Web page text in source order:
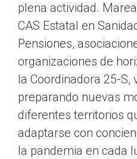
plena actividad.
CAS Estatal en
Pensiones,
organizaciones de
la Coordinadora 25-S,
preparando nuevas
diferentes territorios
adaptarse con
la pandemia en cada